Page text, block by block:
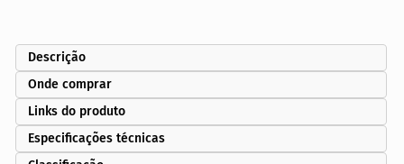
Descrição
Onde comprar
Links do produto
Especificações técnicas